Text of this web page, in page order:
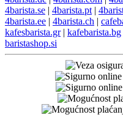
4barista.se | 4barista.pt |
4barista.ee | 4barista.ch |
kafesbarista.gr| kafebarista.bg
baristashop.si